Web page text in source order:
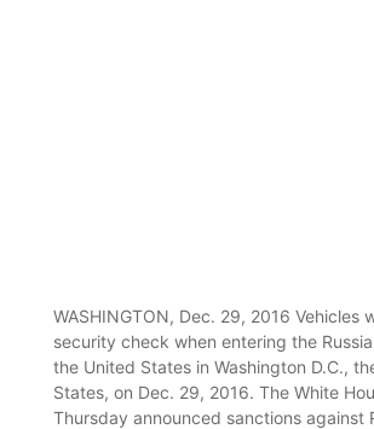
WASHINGTON, Dec. 29, 2016 Vehicles
security check when entering the
the United States in Washington D.C.,
States, on Dec. 29, 2016. The White
Thursday announced sanctions against